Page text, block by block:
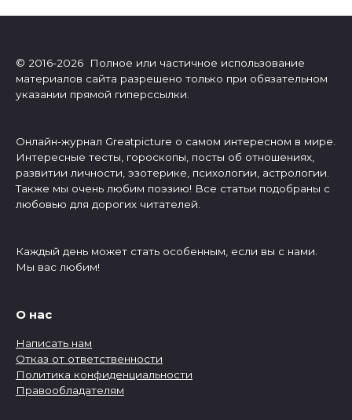
© 2016-2026 Полное или частичное использование
материалов сайта разрешено только при обязательном
указании прямой гиперссылки.
Онлайн-журнал Greatpicture о самом интересном в мире.
Интересные тесты, гороскопы, посты об отношениях,
развитии личности, эзотерике, психологии, астрологии.
Также мы очень любим поэзию! Все статьи подобраны с
любовью для дорогих читателей.
Каждый день может стать особенным, если вы с нами.
Мы вас любим!
О нас
Написать нам
Отказ от ответственности
Политика конфиденциальности
Правообладателям